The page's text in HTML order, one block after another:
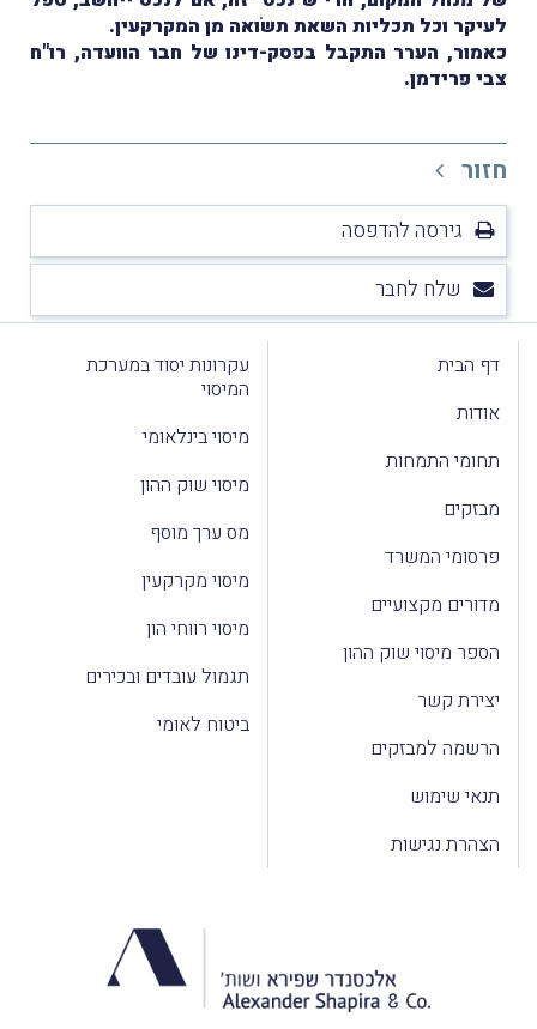
לעיקר וכל תכליות השאת תשֹואה מן המקרקעין.
כאמור, הערר התקבל בפסק-דינו של חבר הוועדה, רו"ח
צבי פרידמן.
חזור
גירסה להדפסה
שלח לחבר
דף הבית
אודות
תחומי התמחות
מבזקים
פרסומי המשרד
מדורים מקצועיים
הספר מיסוי שוק ההון
יצירת קשר
הרשמה למבזקים
תנאי שימוש
הצהרת נגישות
עקרונות יסוד במערכת
המיסוי
מיסוי בינלאומי
מיסוי שוק ההון
מס ערך מוסף
מיסוי מקרקעין
מיסוי רווחי הון
תגמול עובדים ובכירים
ביטוח לאומי